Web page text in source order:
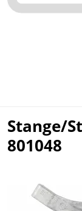
Stange/
801048